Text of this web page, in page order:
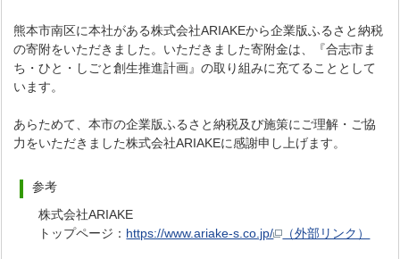
熊本市南区に本社がある株式会社ARIAKEから企業版ふるさと納税
の寄附をいただきました。いただきました寄附金は、『合志市ま
ち・ひと・しごと創生推進計画』の取り組みに充てることとして
います。
あらためて、本市の企業版ふるさと納税及び施策にご理解・ご協
力をいただきました株式会社ARIAKEに感謝申し上げます。
参考
株式会社ARIAKE
トップページ： https://www.ariake-s.co.jp/ （外部リンク）